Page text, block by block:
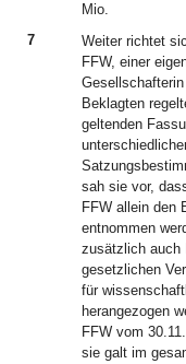
Mio.
7
Weiter richtet
FFW, einer
Beklagten
geltenden
sah sie vor,
FFW allein den
entnommen
zusätzlich auch
gesetzlichen
für
herangezogen
FFW vom
sie galt im